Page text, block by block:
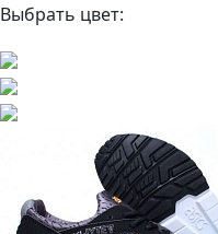
Выбрать цвет: